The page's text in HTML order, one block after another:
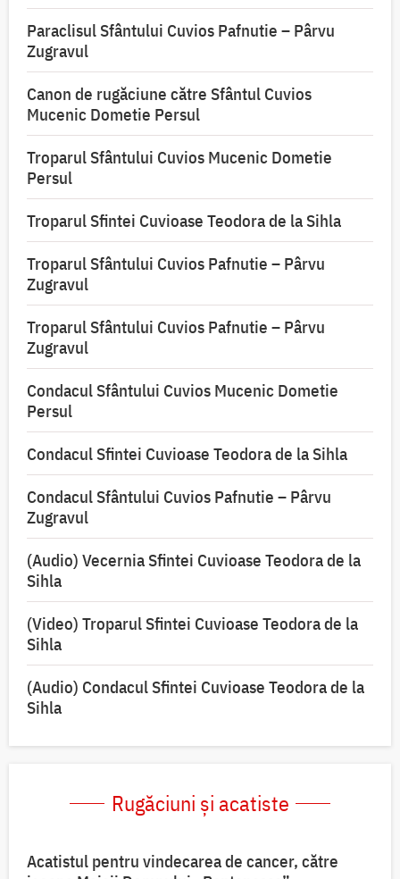
Paraclisul Sfântului Cuvios Pafnutie – Pârvu
Zugravul
Canon de rugăciune către Sfântul Cuvios
Mucenic Dometie Persul
Troparul Sfântului Cuvios Mucenic Dometie
Persul
Troparul Sfintei Cuvioase Teodora de la Sihla
Troparul Sfântului Cuvios Pafnutie – Pârvu
Zugravul
Troparul Sfântului Cuvios Pafnutie – Pârvu
Zugravul
Condacul Sfântului Cuvios Mucenic Dometie
Persul
Condacul Sfintei Cuvioase Teodora de la Sihla
Condacul Sfântului Cuvios Pafnutie – Pârvu
Zugravul
(Audio) Vecernia Sfintei Cuvioase Teodora de la
Sihla
(Video) Troparul Sfintei Cuvioase Teodora de la
Sihla
(Audio) Condacul Sfintei Cuvioase Teodora de la
Sihla
Rugăciuni și acatiste
Acatistul pentru vindecarea de cancer, către